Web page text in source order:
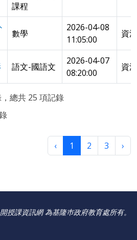
課程
數學
2026-04-08
11:05:00
資
語文-國語文
2026-04-07
08:20:00
資
總共 25 項記錄
‹ 1 2 3 ›
授課資訊網 為基隆巿政府教育處所有。